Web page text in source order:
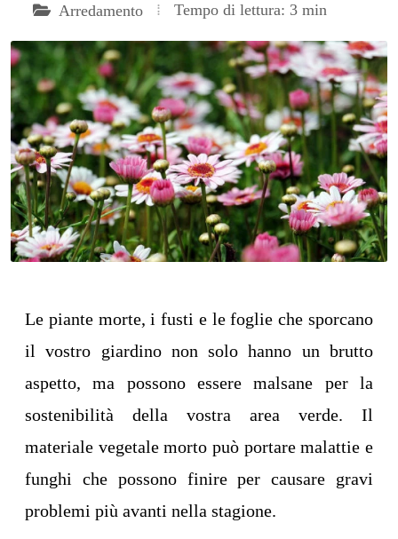
Arredamento
Tempo di lettura: 3 min
Le piante morte, i fusti e le foglie che sporcano
il vostro giardino non solo hanno un brutto
aspetto, ma possono essere malsane per la
sostenibilità della vostra area verde. Il
materiale vegetale morto può portare malattie e
funghi che possono finire per causare gravi
problemi più avanti nella stagione.